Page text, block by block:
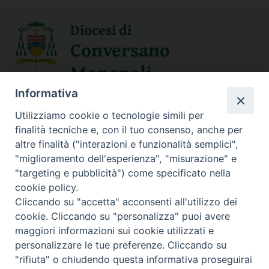
Diocesi di
Conversano
Monopoli
SEGUICI SU
Contatti
Sede Curia
70014 CONVERSANO (BA) – Via San Benedetto, 1
E-mail: curia@conversano.chiesacattolica.it
Succursale
70043 MONOPOLI (Ba) – Largo Vescovado, 5
Informativa
Utilizziamo cookie o tecnologie simili per
finalità tecniche e, con il tuo consenso, anche per
altre finalità ("interazioni e funzionalità semplici",
"miglioramento dell'esperienza", "misurazione" e
"targeting e pubblicità") come specificato nella
cookie policy.
Cliccando su "accetta" acconsenti all'utilizzo dei
cookie. Cliccando su "personalizza" puoi avere
maggiori informazioni sui cookie utilizzati e
personalizzare le tue preferenze. Cliccando su
"rifiuta" o chiudendo questa informativa proseguirai